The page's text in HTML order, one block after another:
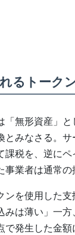
るトーク
「無形資産」
とみなさる。
課税を、逆に
事業者は通常の
ンを使用した
みは薄い」一
で発生した金